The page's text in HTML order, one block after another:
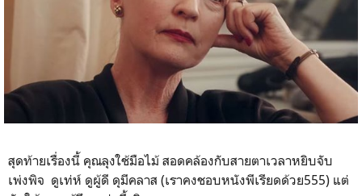
สุดท้ายเรื่องนี้ คุณลุงใช้มือไม้ สอดคล้องกับสายตาเวลาหยิบจับ
เพ่งพิจ ดูเท่ห์ ดูผู้ดี ดุมีคลาส (เราคงชอบหนังพีเรียดด้วย555) แต่